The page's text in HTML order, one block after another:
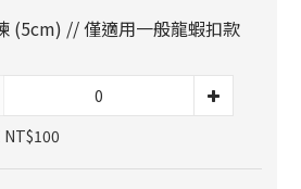
(5cm) // 僅適用一般龍蝦扣款
NT$100